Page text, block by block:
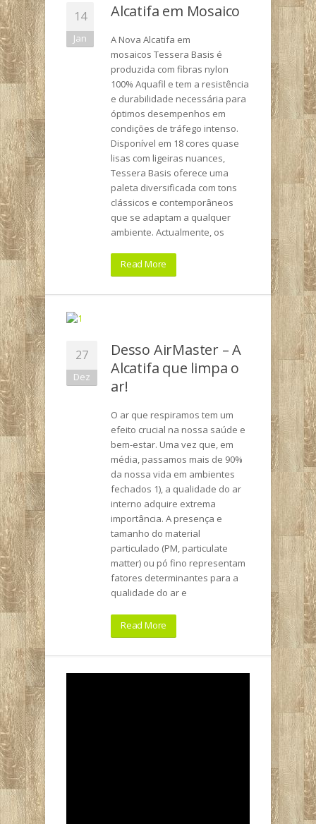
14
Jan
Alcatifa em Mosaico
A Nova Alcatifa em
mosaicos Tessera Basis é
produzida com fibras nylon
100% Aquafil e tem a resistência
e durabilidade necessária para
óptimos desempenhos em
condições de tráfego intenso.
Disponível em 18 cores quase
lisas com ligeiras nuances,
Tessera Basis oferece uma
paleta diversificada com tons
clássicos e contemporâneos
que se adaptam a qualquer
ambiente. Actualmente, os
Read More
27
Dez
Desso AirMaster – A
Alcatifa que limpa o
ar!
O ar que respiramos tem um
efeito crucial na nossa saúde e
bem-estar. Uma vez que, em
média, passamos mais de 90%
da nossa vida em ambientes
fechados 1), a qualidade do ar
interno adquire extrema
importância. A presença e
tamanho do material
particulado (PM, particulate
matter) ou pó fino representam
fatores determinantes para a
qualidade do ar e
Read More